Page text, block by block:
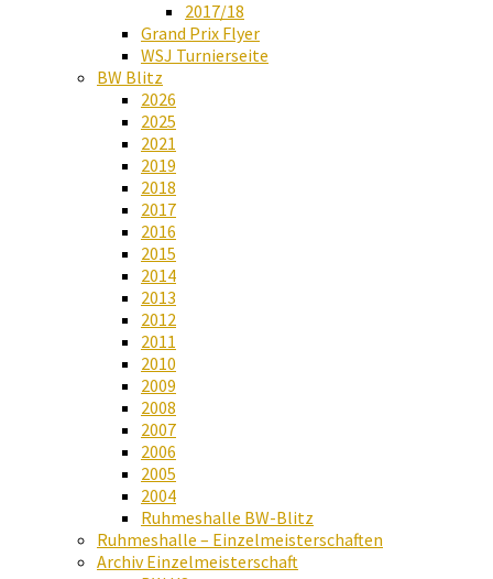
2017/18
Grand Prix Flyer
WSJ Turnierseite
BW Blitz
2026
2025
2021
2019
2018
2017
2016
2015
2014
2013
2012
2011
2010
2009
2008
2007
2006
2005
2004
Ruhmeshalle BW-Blitz
Ruhmeshalle – Einzelmeisterschaften
Archiv Einzelmeisterschaft